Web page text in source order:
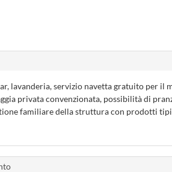
lavanderia, servizio navetta gratuito per il
privata convenzionata, possibilità di
familiare della struttura con prodotti